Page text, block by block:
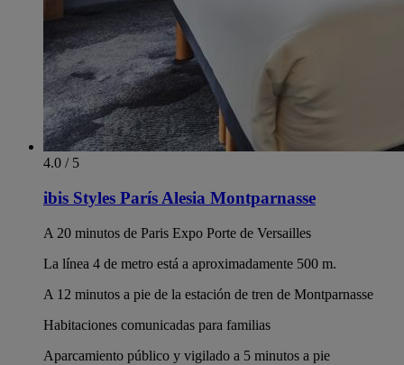
4.0 / 5
ibis Styles París Alesia Montparnasse
A 20 minutos de Paris Expo Porte de Versailles
La línea 4 de metro está a aproximadamente 500 m.
A 12 minutos a pie de la estación de tren de Montparnasse
Habitaciones comunicadas para familias
Aparcamiento público y vigilado a 5 minutos a pie